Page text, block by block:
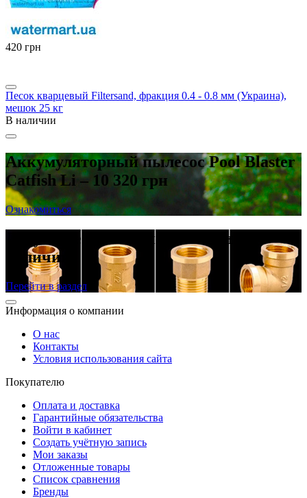
‍420‍ грн
Песок кварцевый Filtersand, фракция 0.4 - 0.8 мм (Украина),
мешок 25 кг
В наличии
Аккумуляторный пылесос Pool Blaster
Catfish Li – 10 320 грн
Ознакомиться
Латунные резьбовые фитинги в
наличии
Перейти в раздел
Информация о компании
О нас
Контакты
Условия использования сайта
Покупателю
Оплата и доставка
Гарантийные обязательства
Войти в кабинет
Создать учётную запись
Мои заказы
Отложенные товары
Список сравнения
Бренды